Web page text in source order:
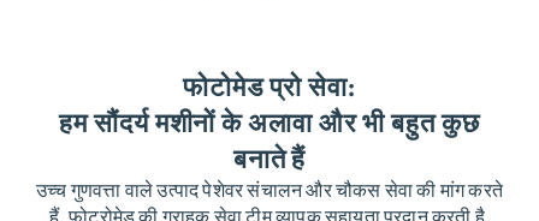
फोटोमेड प्रो सेवा:
हम सौंदर्य मशीनों के अलावा और भी बहुत कुछ
बनाते हैं
उच्च गुणवत्ता वाले उत्पाद पेशेवर संचालन और चौकस सेवा की मांग करते
हैं. फ़ोट्रोमेड की ग्राहक सेवा टीम व्यापक सहायता प्रदान करती है,